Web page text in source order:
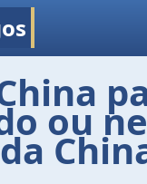
ou
da